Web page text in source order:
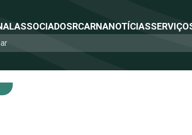
ASSOCIADOSRCARNANOTÍCIAS